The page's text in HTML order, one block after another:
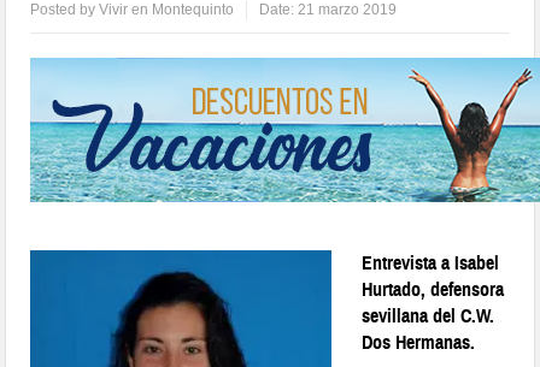
Posted byVivir en Montequinto Date:21 marzo 2019
Entrevista a Isabel
Hurtado, defensora
sevillana del C.W.
Dos Hermanas.